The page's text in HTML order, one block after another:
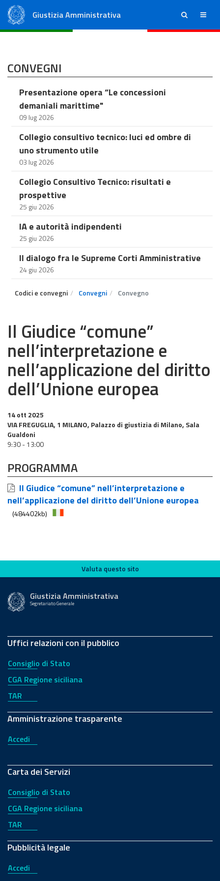
Giustizia Amministrativa ricerca menu
CONVEGNI
Presentazione opera “Le concessioni
demaniali marittime"
09 lug 2026
Collegio consultivo tecnico: luci ed ombre di
uno strumento utile
03 lug 2026
Collegio Consultivo Tecnico: risultati e
prospettive
25 giu 2026
IA e autorità indipendenti
25 giu 2026
Il dialogo fra le Supreme Corti Amministrative
24 giu 2026
Codici e convegni Convegni Convegno
Il Giudice “comune”
nell’interpretazione e
nell’applicazione del diritto
dell’Unione europea
14 ott 2025
VIA FREGUGLIA, 1 MILANO, Palazzo di giustizia di Milano, Sala
Gualdoni
9:30 - 13:00
PROGRAMMA
Il Giudice “comune” nell’interpretazione e
nell’applicazione del diritto dell’Unione europea
(484402kb)
Valuta questo sito
Valuta questo sito
Giustizia Amministrativa
Segretariato Generale
Uffici relazioni con il pubblico
Consiglio di Stato
CGA Regione siciliana
TAR
Amministrazione trasparente
Accedi
Carta dei Servizi
Consiglio di Stato
CGA Regione siciliana
TAR
Pubblicità legale
Accedi